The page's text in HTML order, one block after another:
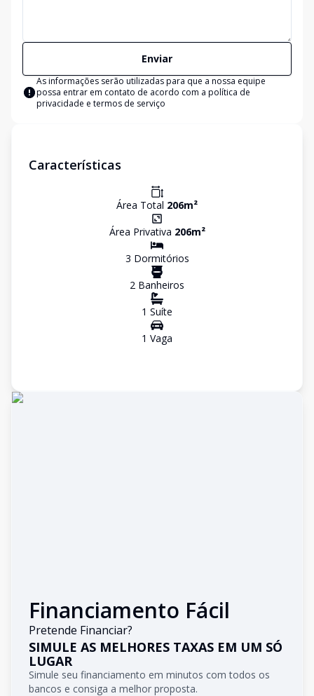
Enviar
As informações serão utilizadas para que a nossa equipe
possa entrar em contato de acordo com a política de
privacidade e termos de serviço
Características
Área Total 206m²
Área Privativa 206m²
3 Dormitórios
2 Banheiros
1 Suíte
1 Vaga
Financiamento Fácil
Pretende Financiar?
SIMULE AS MELHORES TAXAS EM UM SÓ
LUGAR
Simule seu financiamento em minutos com todos os
bancos e consiga a melhor proposta.